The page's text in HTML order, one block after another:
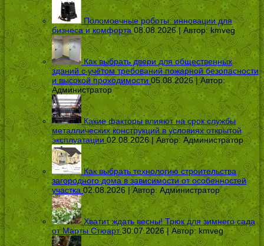
Поломоечные роботы: инновации для
бизнеса и комфорта 08.08.2026 | Автор:kmveg
Как выбрать двери для общественных
зданий с учётом требований пожарной безопасности
и высокой проходимости 05.08.2026 | Автор:
Администратор
Какие факторы влияют на срок службы
металлических конструкций в условиях открытой
эксплуатации 02.08.2026 | Автор:Администратор
Как выбрать технологию строительства
загородного дома в зависимости от особенностей
участка 02.08.2026 | Автор: Администратор
Хватит ждать весны! Трюк для зимнего сада
от Марты Стюарт 30.07.2026 | Автор: kmveg